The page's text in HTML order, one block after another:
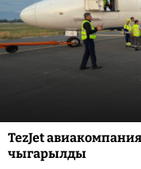
TezJet
чыгарылды